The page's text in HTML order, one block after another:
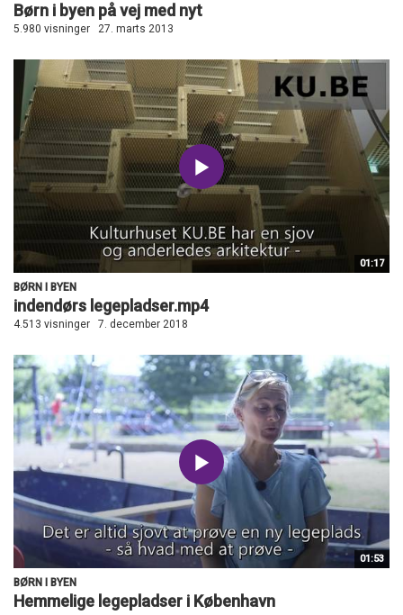
Børn i byen på vej med nyt
5.980 visninger 27. marts 2013
01:17
BØRN I BYEN
indendørs legepladser.mp4
4.513 visninger 7. december 2018
01:53
BØRN I BYEN
Hemmelige legepladser i København